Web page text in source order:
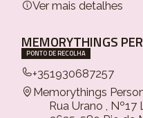
Ver mais detalhes
MEMORYTHINGS
PONTO DE RECOLHA
+351930687257
Memorythings
Rua Urano , Nº17